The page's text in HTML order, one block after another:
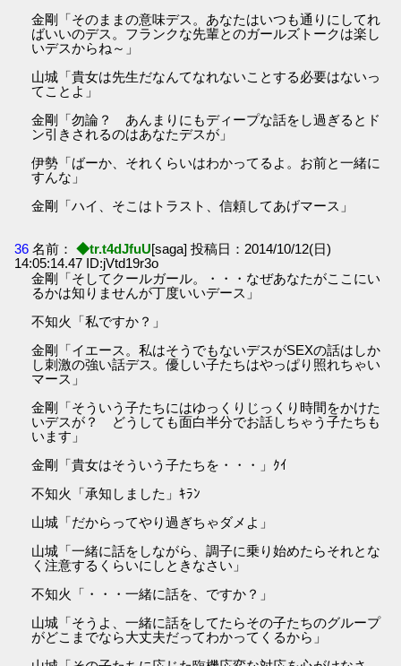
金剛「そのままの意味デス。あなたはいつも通りにしてれ
ばいいのデス。フランクな先輩とのガールズトークは楽し
いデスからね～」
山城「貴女は先生だなんてなれないことする必要はないっ
てことよ」
金剛「勿論？ あんまりにもディープな話をし過ぎるとド
ン引きされるのはあなたデスが」
伊勢「ばーか、それくらいはわかってるよ。お前と一緒に
すんな」
金剛「ハイ、そこはトラスト、信頼してあげマース」
36 名前： ◆tr.t4dJfuU[saga] 投稿日：2014/10/12(日)
14:05:14.47 ID:jVtd19r3o
金剛「そしてクールガール。・・・なぜあなたがここにい
るかは知りませんが丁度いいデース」
不知火「私ですか？」
金剛「イエース。私はそうでもないデスがSEXの話はしか
し刺激の強い話デス。優しい子たちはやっぱり照れちゃい
マース」
金剛「そういう子たちにはゆっくりじっくり時間をかけた
いデスが？ どうしても面白半分でお話しちゃう子たちも
います」
金剛「貴女はそういう子たちを・・・」ｸｲ
不知火「承知しました」ｷﾗﾝ
山城「だからってやり過ぎちゃダメよ」
山城「一緒に話をしながら、調子に乗り始めたらそれとな
く注意するくらいにしときなさい」
不知火「・・・一緒に話を、ですか？」
山城「そうよ、一緒に話をしてたらその子たちのグループ
がどこまでなら大丈夫だってわかってくるから」